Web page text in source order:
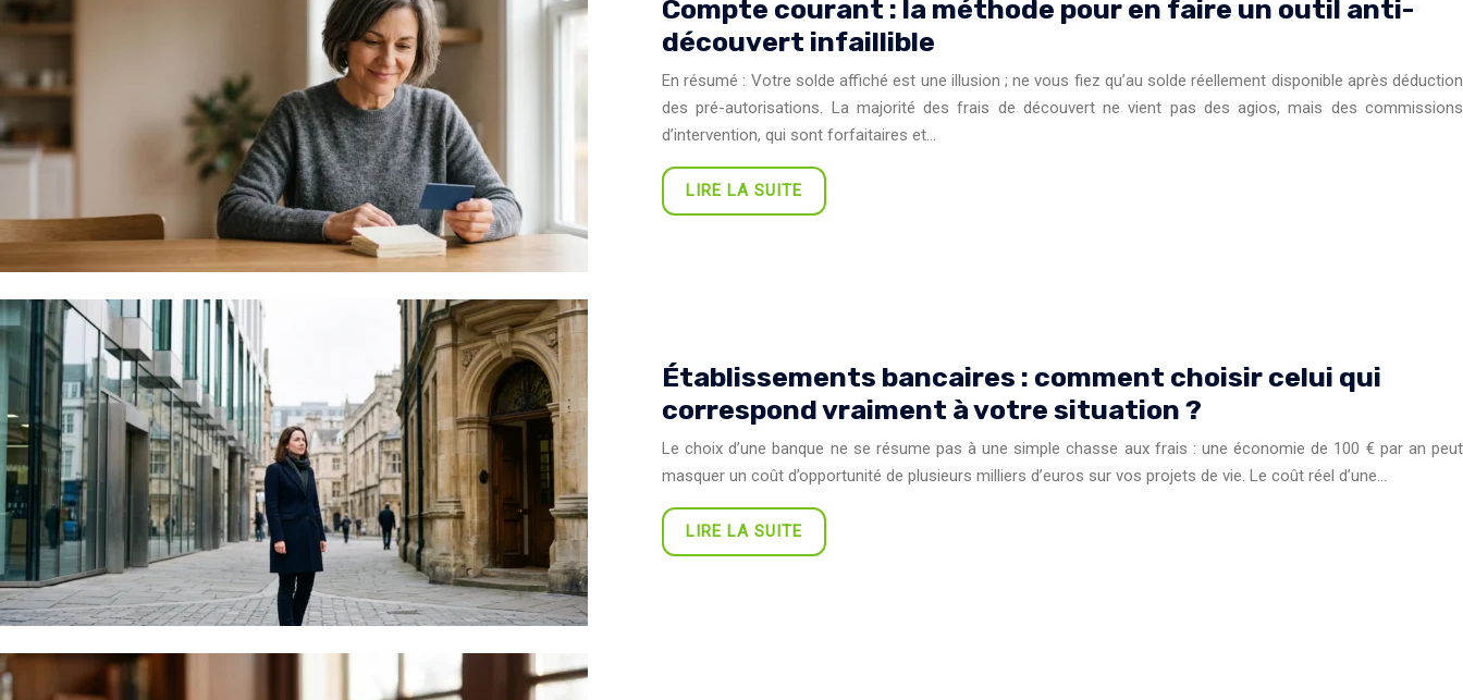
Compte courant : la méthode pour en faire un outil anti-
découvert infaillible
En résumé : Votre solde affiché est une illusion ; ne vous fiez qu’au solde réellement disponible après déduction
des pré-autorisations. La majorité des frais de découvert ne vient pas des agios, mais des commissions
d’intervention, qui sont forfaitaires et…
LIRE LA SUITE
Établissements bancaires : comment choisir celui qui
correspond vraiment à votre situation ?
Le choix d’une banque ne se résume pas à une simple chasse aux frais : une économie de 100 € par an peut
masquer un coût d’opportunité de plusieurs milliers d’euros sur vos projets de vie. Le coût réel d’une…
LIRE LA SUITE